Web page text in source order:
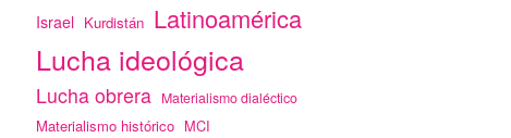
Israel Kurdistán Latinoamérica
Lucha ideológica
Lucha obrera Materialismo dialéctico
Materialismo histórico MCI